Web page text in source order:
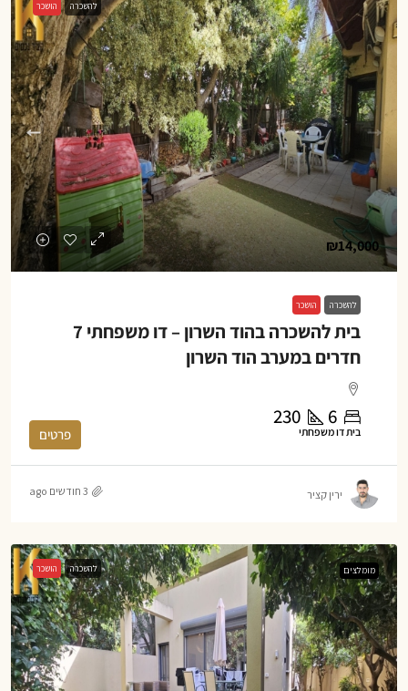
להשכרה הושכר
₪14,000
להשכרה הושכר
בית להשכרה בהוד השרון – דו משפחתי 7
חדרים במערב הוד השרון
6
230
בית דו משפחתי פרטים
ירין קציר 3 חודשים ago
מומלצים להשכרה הושכר